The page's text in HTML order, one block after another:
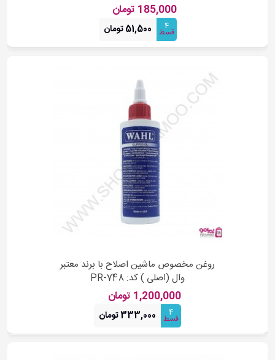
185,000 تومان
4
قسط 51,500 تومان
روغن مخصوص ماشین اصلاح با برند معتبر
وال (اصلی ) کد: PR-748
1,200,000 تومان
4
قسط 333,000 تومان